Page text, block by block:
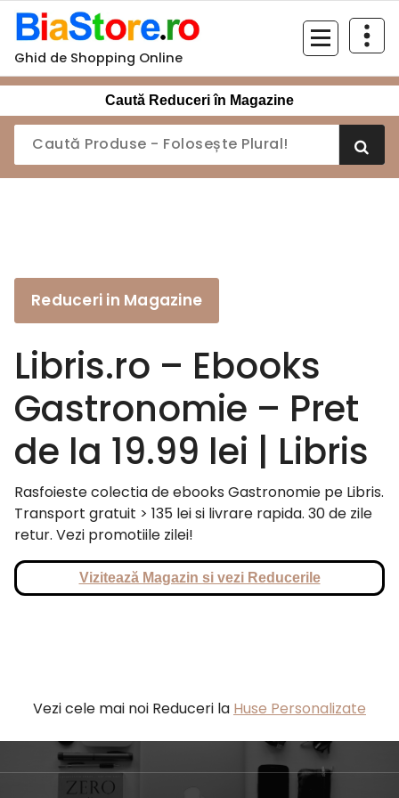
Sari
conținut
Ghid de Shopping Online
Caută Reduceri în Magazine
Reduceri in Magazine
Libris.ro – Ebooks
Gastronomie – Pret
de la 19.99 lei | Libris
Rasfoieste colectia de ebooks Gastronomie pe Libris.
Transport gratuit > 135 lei si livrare rapida. 30 de zile
retur. Vezi promotiile zilei!
Vizitează Magazin si vezi Reducerile
Vezi cele mai noi Reduceri la Huse Personalizate